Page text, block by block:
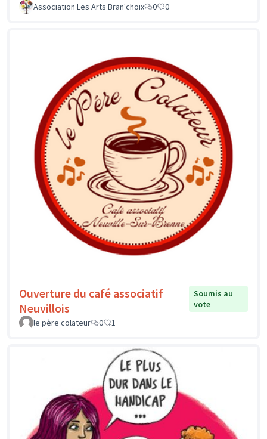
Association Les Arts Bran'choix
0 0
Ouverture du café associatif
Neuvillois
Soumis au
vote
le père colateur
0 1